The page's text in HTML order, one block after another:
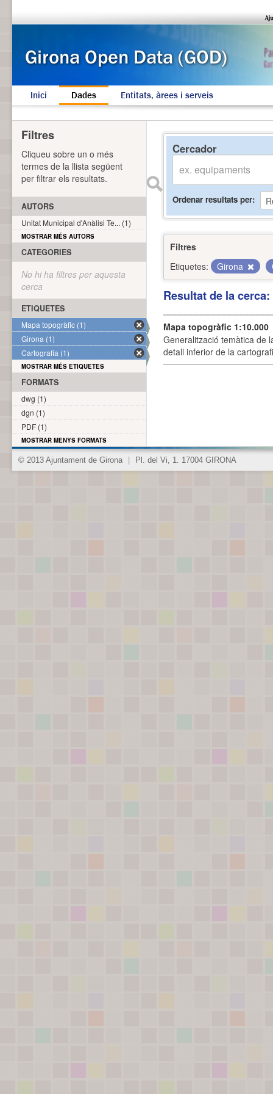
Inici Dades Entitats, àrees i serveis
Cercador
Ordenar resultats per
Filtres
Etiquetes:
Girona
Resultat de la
Mapa topogràfic 1:10.000
Generalització temàtica de
detall inferior de la
Filtres
Cliqueu sobre un o més
termes de la llista següent
per filtrar els resultats.
AUTORS
Unitat Municipal d'Anàlisi Te... (1)
MOSTRAR MÉS AUTORS
CATEGORIES
No hi ha filtres per aquesta
cerca
ETIQUETES
Mapa topogràfic (1)
Girona (1)
Cartografia (1)
MOSTRAR MÉS ETIQUETES
FORMATS
dwg (1)
dgn (1)
PDF (1)
MOSTRAR MENYS FORMATS
© 2013 Ajuntament de Girona Pl. del Vi, 1. 17004 GIRONA